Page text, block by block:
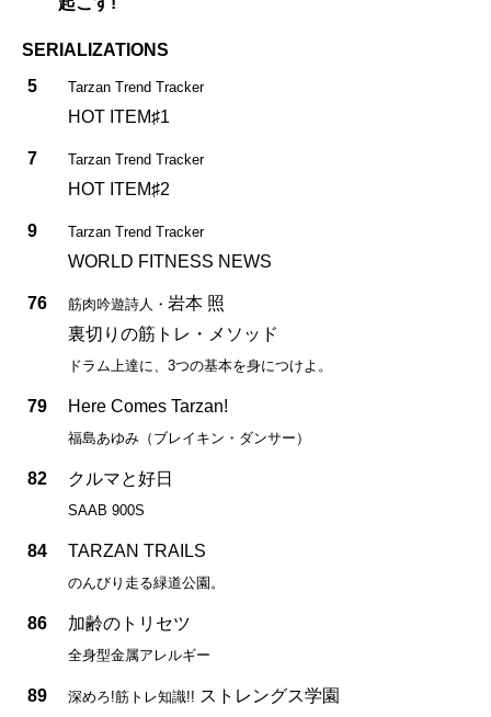
SERIALIZATIONS
5
Tarzan Trend Tracker
HOT ITEM♯1
7 Tarzan Trend Tracker
HOT ITEM♯2
9 Tarzan Trend Tracker
WORLD FITNESS NEWS
76 筋肉吟遊詩人・ 岩本 照
裏切りの筋トレ・メソッド
ドラム上達に、3つの基本を身につけよ。
79 Here Comes Tarzan!
福島あゆみ（ブレイキン・ダンサー）
82 クルマと好日
SAAB 900S
84 TARZAN TRAILS
のんびり走る緑道公園。
86 加齢のトリセツ
全身型金属アレルギー
89 深めろ!筋トレ知識!! ストレングス学園